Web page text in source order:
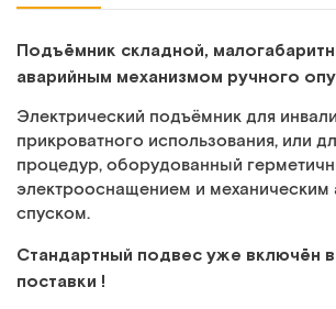
Подъёмник складной,
аварийным механизмом ручного
Электрический подъёмник для
прикроватного использования, или
процедур, оборудованный
электрооснащением и
спуском.
Стандартный подвес уже включён
поставки !